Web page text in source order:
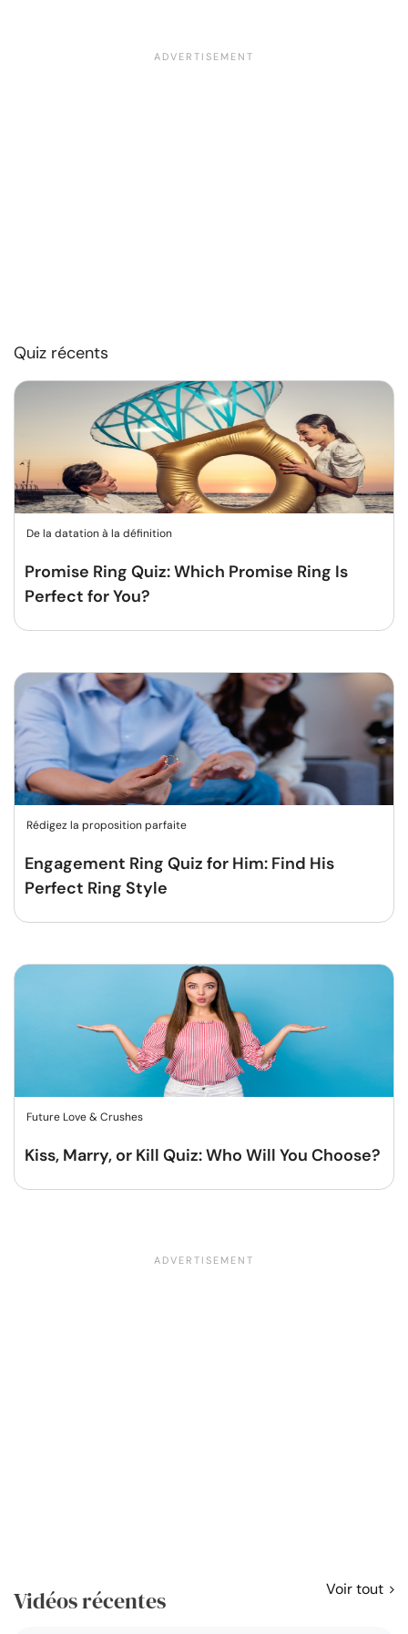
Quiz récents
De la datation à la définition
Promise Ring Quiz: Which Promise Ring Is
Perfect for You?
Rédigez la proposition parfaite
Engagement Ring Quiz for Him: Find His
Perfect Ring Style
Future Love & Crushes
Kiss, Marry, or Kill Quiz: Who Will You Choose?
Vidéos récentes Voir tout